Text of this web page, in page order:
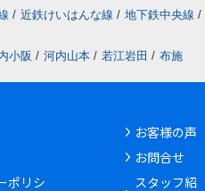
/ 近鉄けいはんな線 / 地下鉄中央線 /
小阪 / 河内山本 / 若江岩田 / 布施
ポリシ
お客様の声
お問合せ
スタッフ紹